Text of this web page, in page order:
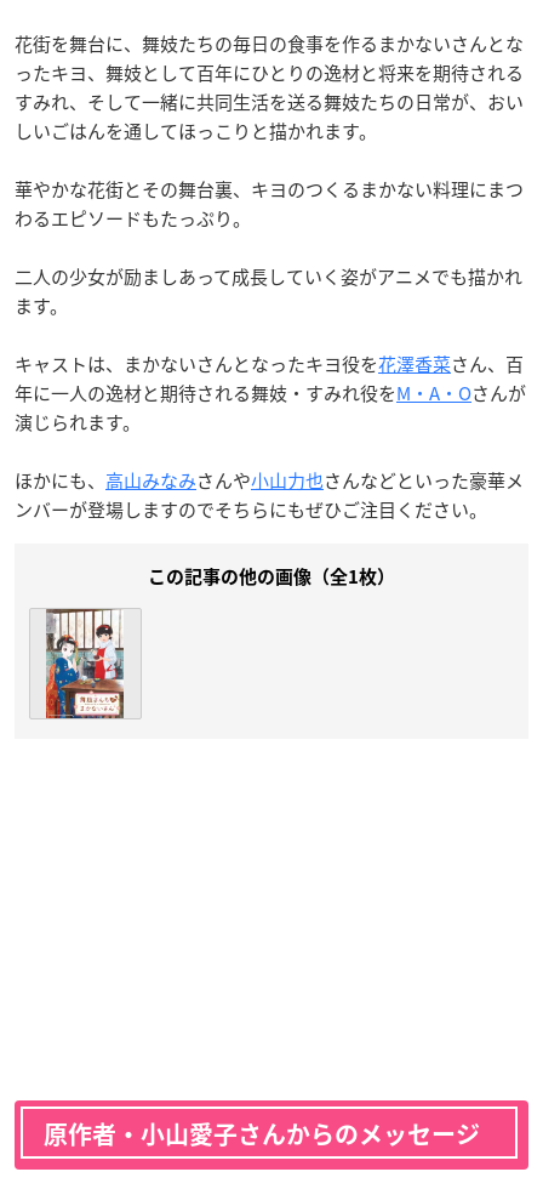
花街を舞台に、舞妓たちの毎日の食事を作るまかないさんとな
ったキヨ、舞妓として百年にひとりの逸材と将来を期待される
すみれ、そして一緒に共同生活を送る舞妓たちの日常が、おい
しいごはんを通してほっこりと描かれます。
華やかな花街とその舞台裏、キヨのつくるまかない料理にまつ
わるエピソードもたっぷり。
二人の少女が励ましあって成長していく姿がアニメでも描かれ
ます。
キャストは、まかないさんとなったキヨ役を花澤香菜さん、百
年に一人の逸材と期待される舞妓・すみれ役をM・A・Oさんが
演じられます。
ほかにも、 高山みなみさんや小山力也さんなどといった豪華メ
ンバーが登場しますのでそちらにもぜひご注目ください。
この記事の他の画像（全1枚）
原作者・小山愛子さんからのメッセージ